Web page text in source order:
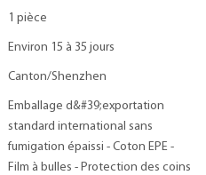
1 pièce
Environ 15 à 35 jours
Canton/Shenzhen
Emballage d&#39;exportation
standard international sans
fumigation épaissi - Coton EPE -
Film à bulles - Protection des coins